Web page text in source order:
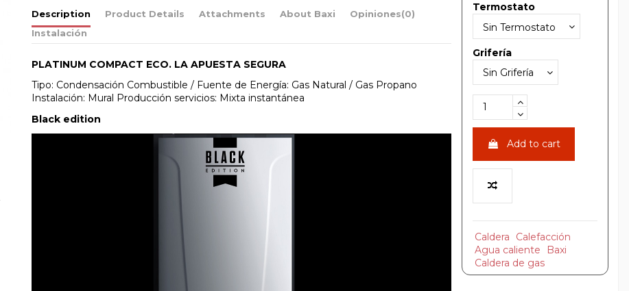
Description Product Details Attachments About Baxi Opiniones(0)
Instalación
PLATINUM COMPACT ECO. LA APUESTA SEGURA
Tipo: Condensación Combustible / Fuente de Energía: Gas Natural / Gas Propano
Instalación: Mural Producción servicios: Mixta instantánea
Black edition
Termostato
Grifería
Add to cart
Caldera
Calefacción
Agua caliente
Baxi
Caldera de gas